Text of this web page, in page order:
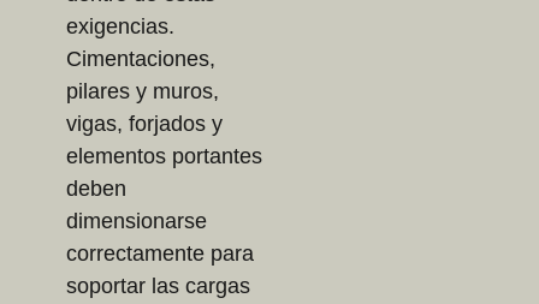
exigencias.
Cimentaciones,
pilares y muros,
vigas, forjados y
elementos portantes
deben
dimensionarse
correctamente para
soportar las cargas